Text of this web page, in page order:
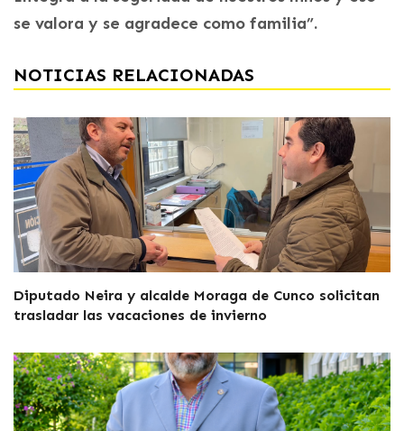
se valora y se agradece como familia”.
NOTICIAS RELACIONADAS
Diputado Neira y alcalde Moraga de Cunco solicitan
trasladar las vacaciones de invierno